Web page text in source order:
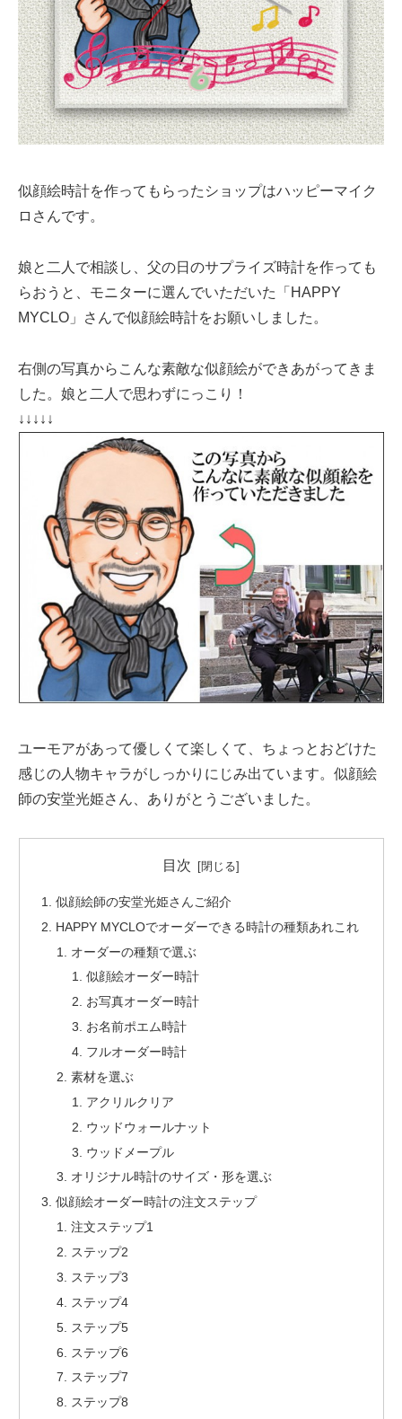
似顔絵時計を作ってもらったショップはハッピーマイク
ロさんです。
娘と二人で相談し、父の日のサプライズ時計を作っても
らおうと、モニターに選んでいただいた「HAPPY
MYCLO」さんで似顔絵時計をお願いしました。
右側の写真からこんな素敵な似顔絵ができあがってきま
した。娘と二人で思わずにっこり！
↓↓↓↓↓
ユーモアがあって優しくて楽しくて、ちょっとおどけた
感じの人物キャラがしっかりにじみ出ています。似顔絵
師の安堂光姫さん、ありがとうございました。
目次
似顔絵師の安堂光姫さんご紹介
HAPPY MYCLOでオーダーできる時計の種類あれこれ
オーダーの種類で選ぶ
似顔絵オーダー時計
お写真オーダー時計
お名前ポエム時計
フルオーダー時計
素材を選ぶ
アクリルクリア
ウッドウォールナット
ウッドメープル
オリジナル時計のサイズ・形を選ぶ
似顔絵オーダー時計の注文ステップ
注文ステップ1
ステップ2
ステップ3
ステップ4
ステップ5
ステップ6
ステップ7
ステップ8